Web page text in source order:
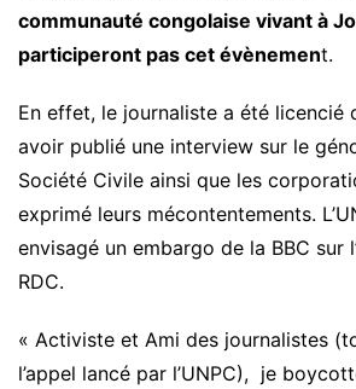
communauté congolaise vivant à
participeront pas cet évènement.
En effet, le journaliste a été
avoir publié une interview sur le
Société Civile ainsi que les
exprimé leurs mécontentements.
envisagé un embargo de la BBC sur
RDC.
« Activiste et Ami des journalistes
l’appel lancé par l’UNPC), je